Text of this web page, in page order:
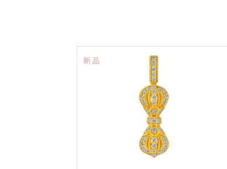
新品